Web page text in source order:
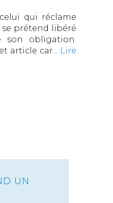
qui réclame
se prétend libéré
obligation.
article car... Lire
UN